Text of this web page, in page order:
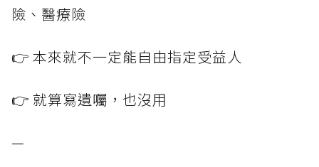
險、醫療險
👉 本來就不一定能自由指定受益人
👉 就算寫遺囑，也沒用
—